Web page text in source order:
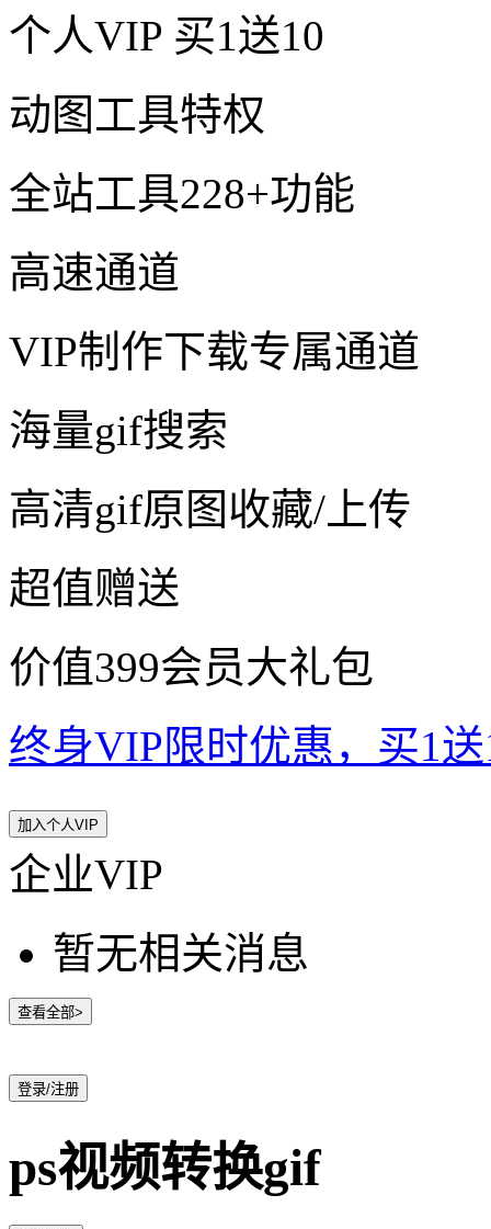
个人VIP 买1送10
动图工具特权
全站工具228+功能
高速通道
VIP制作下载专属通道
海量gif搜索
高清gif原图收藏/上传
超值赠送
价值399会员大礼包
终身VIP限时优惠，买1
加入个人VIP
企业VIP
暂无相关消息
查看全部>
登录/注册
ps视频转换gif